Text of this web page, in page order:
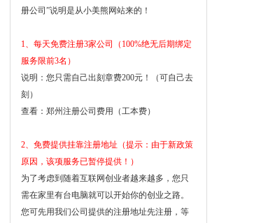
册公司”说明是从小美熊网站来的！
1、每天免费注册3家公司（100%绝无后期绑定
服务限前3名）
说明：您只需自己出刻章费200元！（可自己去
刻）
查看： 郑州注册公司费用（工本费）
2、免费提供挂靠注册地址（提示：由于新政策
原因，该项服务已暂停提供！）
为了考虑到随着互联网创业者越来越多，您只
需在家里有台电脑就可以开始你的创业之路。
您可先用我们公司提供的注册地址先注册，等